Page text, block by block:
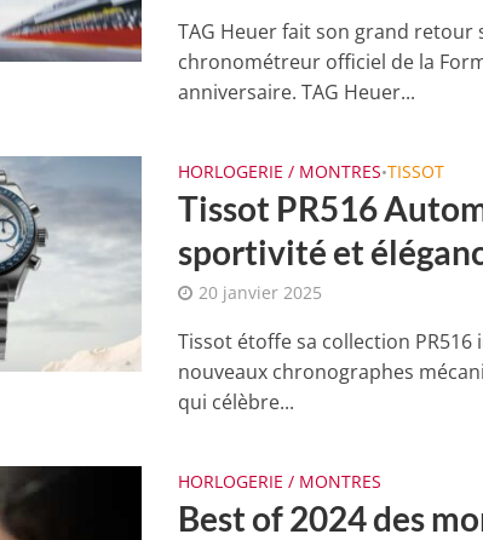
TAG Heuer fait son grand
chronométreur officiel de la
anniversaire. TAG Heuer...
HORLOGERIE / MONTRES•TISSOT
Tissot PR516
sportivité et
20 janvier 2025
Tissot étoffe sa collection
nouveaux chronographes
qui célèbre...
HORLOGERIE / MONTRES
Best of 2024 des